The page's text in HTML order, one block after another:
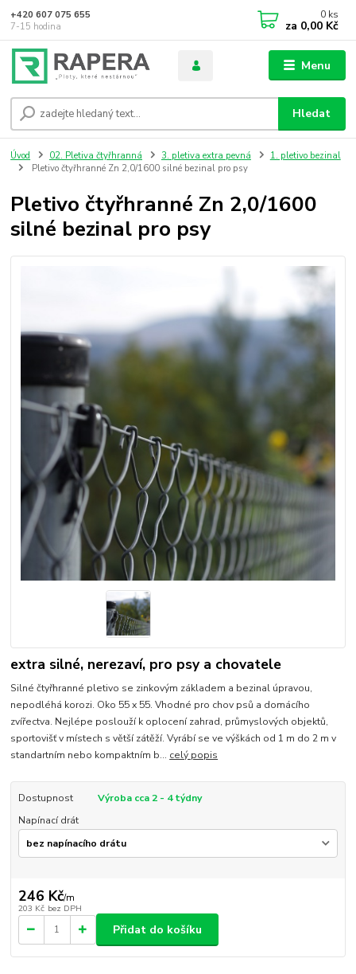
Menu
Hledat
+420 607 075 655
7-15 hodina
0 ks
za 0,00 Kč
Úvod 02. Pletiva čtyřhranná 3. pletiva extra pevná
1. pletivo bezinal
Pletivo čtyřhranné Zn 2,0/1600 silné bezinal pro psy
Pletivo čtyřhranné Zn 2,0/1600
silné bezinal pro psy
extra silné, nerezaví, pro psy a chovatele
Silné čtyřhranné pletivo se zinkovým základem a bezinal úpravou,
nepodléhá korozi. Oko 55 x 55. Vhodné pro chov psů a domácího
zvířectva. Nejlépe poslouží k oplocení zahrad, průmyslových objektů,
sportovišť v místech s větší zátěží. Vyrábí se ve výškách od 1 m do 2 m v
standartním nebo kompaktním b... celý popis
Dostupnost
Výroba cca 2 - 4 týdny
Napínací drát
246 Kč/m
203 Kč bez DPH
Přidat do košíku